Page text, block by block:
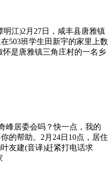
江)2月27日，咸丰县唐雅镇
503班学生田新宇的家里上数
是唐雅镇三角庄村的一名乡
峰居委会吗？快一点，我的
的帮助。2月24日10点，居住
友建(音译)赶紧打电话求